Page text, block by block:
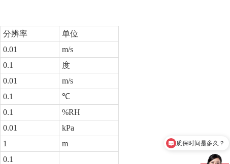
分辨率
单位
0.01
m/s
0.1
度
0.01
m/s
0.1
℃
0.1
%RH
0.01
kPa
1
m
0.1
质保时间是多久？